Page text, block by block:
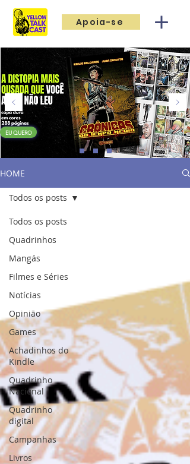
Apoia-se
EU QUERO
HOME
Todos os posts
Quadrinhos
Mangás
Filmes e Séries
Notícias
Opinião
Games
Achadinhos do
Kindle
Quadrinho
Nacional
Quadrinho
digital
Campanhas
Livros
Todos os posts